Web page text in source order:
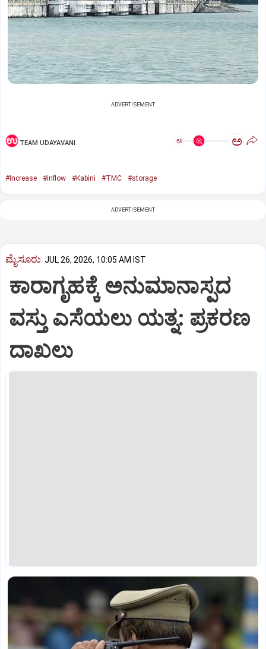
ADVERTISEMENT
TEAM UDAYAVANI ಅ ಅ
#Increase #inflow #Kabini #TMC #storage
ADVERTISEMENT
ಮೈಸೂರು JUL 26, 2026, 10:05 AM IST
ಕಾರಾಗೃಹಕ್ಕೆ ಅನುಮಾನಾಸ್ಪದ
ವಸ್ತು ಎಸೆಯಲು ಯತ್ನ: ಪ್ರಕರಣ
ದಾಖಲು